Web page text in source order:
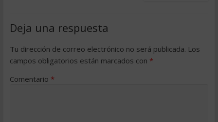
Deja una respuesta
Tu dirección de correo electrónico no será publicada. Los
campos obligatorios están marcados con *
Comentario *